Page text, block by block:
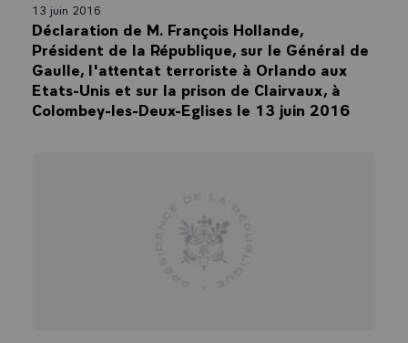
13 juin 2016
Déclaration de M. François Hollande,
Président de la République, sur le Général de
Gaulle, l'attentat terroriste à Orlando aux
Etats-Unis et sur la prison de Clairvaux, à
Colombey-les-Deux-Eglises le 13 juin 2016